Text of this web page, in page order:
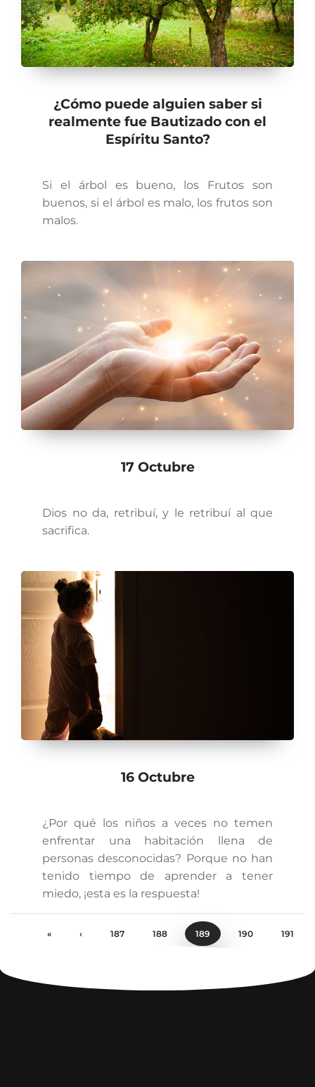
¿Cómo puede alguien saber si
realmente fue Bautizado con el
Espíritu Santo?
Si el árbol es bueno, los Frutos son
buenos, si el árbol es malo, los frutos son
malos.
17 Octubre
Dios no da, retribuí, y le retribuí al que
sacrifica.
16 Octubre
¿Por qué los niños a veces no temen
enfrentar una habitación llena de
personas desconocidas? Porque no han
tenido tiempo de aprender a tener
miedo, ¡esta es la respuesta!
« ‹ 187 188 189 190 191